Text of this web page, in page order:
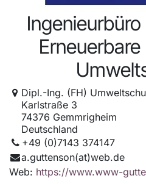
Dipl.-Ing. (FH)
Karlstraße 3
74376 Gemmrigheim
Deutschland
+49 (0)7143 374147
a.guttenson(at)web.de
Web: https://www.www-